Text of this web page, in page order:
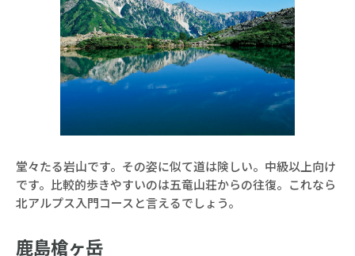
堂々たる岩山です。その姿に似て道は険しい。中級以上向け
です。比較的歩きやすいのは五竜山荘からの往復。これなら
北アルプス入門コースと言えるでしょう。
鹿島槍ヶ岳